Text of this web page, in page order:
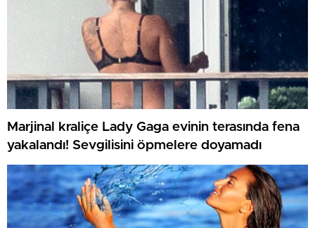
Marjinal kraliçe Lady Gaga evinin terasında fena
yakalandı! Sevgilisini öpmelere doyamadı